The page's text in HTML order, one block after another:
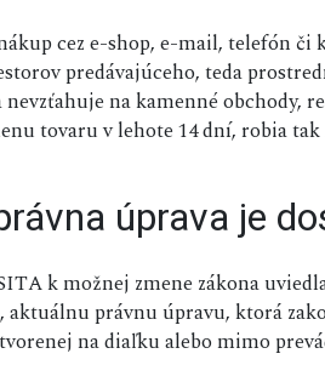
cez e-shop, e-mail, telefón
predávajúceho, teda
nevzťahuje na kamenné obchody,
tovaru v lehote 14 dní, robia
úprava je
k možnej zmene zákona
aktuálnu právnu úpravu, ktorá
na diaľku alebo mimo